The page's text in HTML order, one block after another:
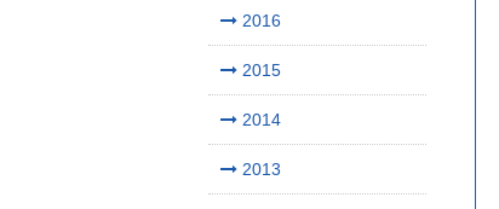
2016
2015
2014
2013